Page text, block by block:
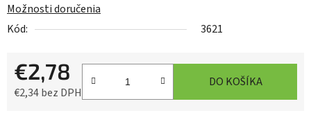
Možnosti doručenia
Kód:
3621
€2,78
€2,34 bez DPH
DO KOŠÍKA